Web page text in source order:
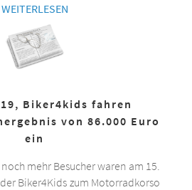
WEITERLESEN
Biker4kids fahren
von 86.000 Euro
ein
mehr Besucher waren am 15.
Biker4Kids zum Motorradkorso